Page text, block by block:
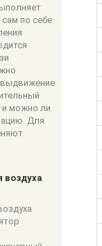
по себе
и можно ли
Для
воздуха